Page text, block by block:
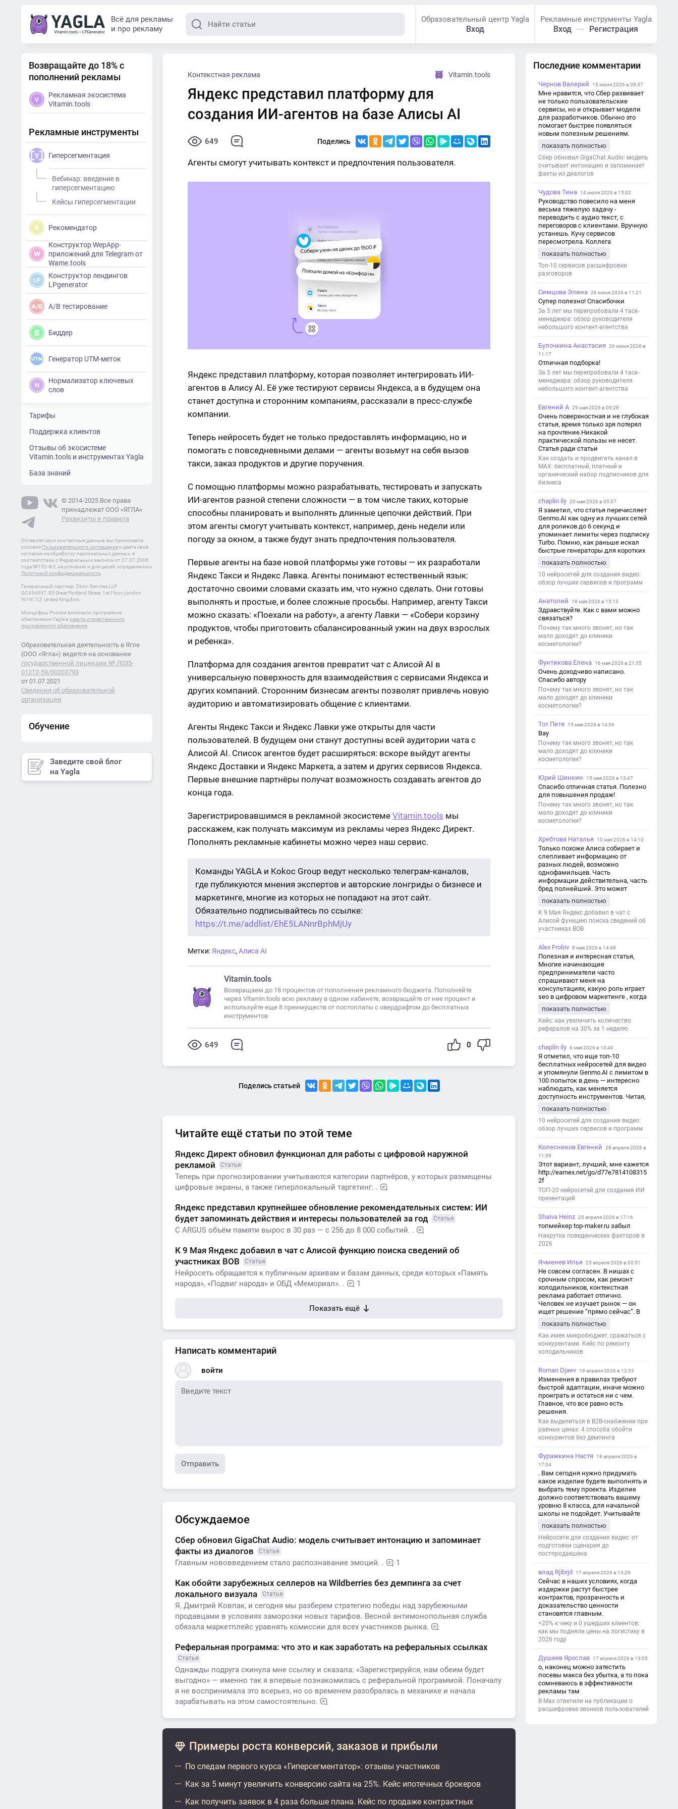
Всё для рекламы
и про рекламу
Образовательный центр Yagla
Вход
Рекламные инструменты Yagla
Вход Регистрация
Контекстная реклама Vitamin.tools
Яндекс представил платформу для
создания ИИ-агентов на базе Алисы AI
649 Поделись
Агенты смогут учитывать контекст и предпочтения пользователя.
Яндекс представил платформу, которая позволяет интегрировать ИИ-
агентов в Алису AI. Её уже тестируют сервисы Яндекса, а в будущем она
станет доступна и сторонним компаниям, рассказали в пресс-службе
компании.
Теперь нейросеть будет не только предоставлять информацию, но и
помогать с повседневными делами — агенты возьмут на себя вызов
такси, заказ продуктов и другие поручения.
С помощью платформы можно разрабатывать, тестировать и запускать
ИИ-агентов разной степени сложности — в том числе таких, которые
способны планировать и выполнять длинные цепочки действий. При
этом агенты смогут учитывать контекст, например, день недели или
погоду за окном, а также будут знать предпочтения пользователя.
Первые агенты на базе новой платформы уже готовы — их разработали
Яндекс Такси и Яндекс Лавка. Агенты понимают естественный язык:
достаточно своими словами сказать им, что нужно сделать. Они готовы
выполнять и простые, и более сложные просьбы. Например, агенту Такси
можно сказать: «Поехали на работу», а агенту Лавки — «Собери корзину
продуктов, чтобы приготовить сбалансированный ужин на двух взрослых
и ребенка».
Платформа для создания агентов превратит чат с Алисой AI в
универсальную поверхность для взаимодействия с сервисами Яндекса и
других компаний. Сторонним бизнесам агенты позволят привлечь новую
аудиторию и автоматизировать общение с клиентами.
Агенты Яндекс Такси и Яндекс Лавки уже открыты для части
пользователей. В будущем они станут доступны всей аудитории чата с
Алисой AI. Список агентов будет расширяться: вскоре выйдут агенты
Яндекс Доставки и Яндекс Маркета, а затем и других сервисов Яндекса.
Первые внешние партнёры получат возможность создавать агентов до
конца года.
Зарегистрировавшимся в рекламной экосистеме Vitamin.tools мы
расскажем, как получать максимум из рекламы через Яндекс Директ.
Пополнять рекламные кабинеты можно через наш сервис.
Команды YAGLA и Kokoc Group ведут несколько телеграм-каналов,
где публикуются мнения экспертов и авторские лонгриды о бизнесе и
маркетинге, многие из которых не попадают на этот сайт.
Обязательно подписывайтесь по ссылке:
https://t.me/addlist/EhE5LANnrBphMjUy
Метки: Яндекс, Алиса AI
Vitamin.tools
Возвращаем до 18 процентов от пополнения рекламного бюджета. Пополняйте
через Vitamin.tools всю рекламу в одном кабинете, возвращайте от нее процент и
используйте еще 8 преимуществ от постоплаты с овердрафтом до бесплатных
инструментов
649 0
Поделись статьей
Читайте ещё статьи по этой теме
Яндекс Директ обновил функционал для работы с цифровой наружной
рекламой
Статья
Теперь при прогнозировании учитываются категории партнёров, у которых размещены
цифровые экраны, а также гиперлокальный таргетинг. .
Яндекс представил крупнейшее обновление рекомендательных систем: ИИ
будет запоминать действия и интересы пользователей за год
Статья
С ARGUS объём памяти вырос в 30 раз — с 256 до 8 000 событий. .
К 9 Мая Яндекс добавил в чат с Алисой функцию поиска сведений об
участниках ВОВ
Статья
Нейросеть обращается к публичным архивам и базам данных, среди которых «Память
народа», «Подвиг народа» и ОБД «Мемориал». .
1
Показать ещё
Написать комментарий
войти
Отправить
Обсуждаемое
Сбер обновил GigaChat Audio: модель считывает интонацию и запоминает
факты из диалогов
Статья
Главным нововведением стало распознавание эмоций. . 1
Как обойти зарубежных селлеров на Wildberries без демпинга за счет
локального визуала
Статья
Я, Дмитрий Ковпак, и сегодня мы разберем стратегию победы над зарубежными
продавцами в условиях заморозки новых тарифов. Весной антимонопольная служба
обязала маркетплейс уравнять комиссии для всех участников рынка.
Реферальная программа: что это и как заработать на реферальных ссылках
Статья
Однажды подруга скинула мне ссылку и сказала: «Зарегистрируйся, нам обеим будет
выгодно» — именно так я впервые познакомилась с реферальной программой. Поначалу
я не воспринимала это всерьез, но со временем разобралась в механике и начала
зарабатывать на этом самостоятельно.
Примеры роста конверсий, заказов и прибыли
По следам первого курса «Гиперсегментатор»: отзывы участников
Как за 5 минут увеличить конверсию сайта на 25%. Кейс ипотечных брокеров
Как получить заявок в 4 раза больше плана. Кейс по продаже контрактных
Возвращайте до 18% с
пополнений рекламы
Рекламная экосистема
Vitamin.tools
Рекламные инструменты
Гиперсегментация
Вебинар: введение в
гиперсегментацию
Кейсы гиперсегментации
Рекомендатор
Конструктор WepApp-
приложений для Telegram от
Wame.tools
Конструктор лендингов
LPgenerator
A/B тестирование
Биддер
Генератор UTM-меток
Нормализатор ключевых
слов
Тарифы
Поддержка клиентов
Отзывы об экосистеме
Vitamin.tools и инструментах Yagla
База знаний
© 2014-2025 Все права
принадлежат ООО «ЯГЛА»
Реквизиты и правила
Оставляя свои контактные данные, вы принимаете
условия Пользовательского соглашения и даете своё
согласие на обработку персональных данных, в
соответствии с Федеральным законом от 27.07.2006
года №152-ФЗ, на условиях и для целей, определенных
Политикой конфиденциальности
Генеральный партнер: Zitron Services LLP
OC434997, 85 Great Portland Street, 1st Floor, London
W1W 7LT, United Kingdom
Минцифры России включило програмное
обеспечение Yagla в реестр отечественного
программного обеспечения
Образовательная деятельность в Ягле
(ООО «Ягла») ведется на основании
государственной лицензии № Л035-
01212-59/00203793
от 01.07.2021
Сведения об образовательной
организации
Обучение
Заведите свой блог
на Yagla
Последние комментарии
Чернов Валерий 15 июля 2026 в 09:37
Мне нравится, что Сбер развивает
не только пользовательские
сервисы, но и открывает модели
для разработчиков. Обычно это
помогает быстрее появляться
новым полезным решениям.
показать полностью
Сбер обновил GigaChat Audio: модель
считывает интонацию и запоминает
факты из диалогов
Чудова Тина 14 июля 2026 в 15:02
Руководство повесило на меня
весьма тяжелую задачу -
переводить с аудио текст, с
переговоров с клиентами. Вручную
устанешь. Кучу сервисов
пересмотрела. Коллега
хорошо переводит. Мало
редактировать по итогу. Советую.
показать полностью
Топ-10 сервисов расшифровки
разговоров
Симцова Элина 26 июня 2026 в 11:21
Супер полезно! Спасибочки
За 5 лет мы перепробовали 4 таск-
менеджера: обзор руководителя
небольшого контент-агентства
Булочкина Анастасия
26 июня 2026 в
11:17
Отличная подборка!
За 5 лет мы перепробовали 4 таск-
менеджера: обзор руководителя
небольшого контент-агентства
Евгений А 29 мая 2026 в 09:28
Очень поверхностная и не глубокая
статья, время только зря потерял
на прочтение.Никакой
практической пользы не несет.
Статья ради статьи
Как создать и продвигать канал в
MAX: бесплатный, платный и
органический набор подписчиков для
бизнеса
chaplin ily 20 мая 2026 в 05:57
Я заметил, что статья перечисляет
Genmo.AI как одну из лучших сетей
для роликов до 6 секунд и
упоминает лимиты через подписку
Turbo. Помню, как раньше искал
быстрые генераторы для коротких
такой обзор именно с акцентом на
ограничения и подпись. Image V2
показать полностью
10 нейросетей для создания видео:
обзор лучших сервисов и программ
Анатолий 18 мая 2026 в 15:13
Здравствуйте. Как с вами можно
связаться?
Почему так много звонят, но так
мало доходят до клиники
косметологии?
Фунтикова Елена 16 мая 2026 в 21:35
Очень доходчиво написано.
Спасибо автору
Почему так много звонят, но так
мало доходят до клиники
косметологии?
Тот Петя 15 мая 2026 в 14:36
Вау
Почему так много звонят, но так
мало доходят до клиники
косметологии?
Юрий Шинкин 15 мая 2026 в 13:47
Спасибо отличная статья. Полезно
для повышения продаж!
Почему так много звонят, но так
мало доходят до клиники
косметологии?
Хребтова Наталья 10 мая 2026 в 14:10
Только похоже Алиса собирает и
слепливает информацию от
разных людей, возможно
однофамильцев. Часть
информации действительна, часть
бред полнейший. Это может
дезинформации
показать полностью
К 9 Мая Яндекс добавил в чат с
Алисой функцию поиска сведений об
участниках ВОВ
Alex Frolov 8 мая 2026 в 14:48
Полезная и интересная статья,
Многие начинающие
предприниматели часто
спрашивают меня на
консультациях, какую роль играет
seo в цифровом маркетинге , когда
обсуждаем их проект:
https://aseotop.com/kakuyu-rol-igraet-
seo-v-czifrovom-marketinge/
показать полностью
Кейс: как увеличить количество
рефералов на 30% за 1 неделю
chaplin ily 6 мая 2026 в 10:40
Я отметил, что ище топ-10
бесплатных нейросетей для видео
и упомянули Genmo.AI с лимитом в
100 попыток в день — интересно
наблюдать, как меняется
доступность инструментов. Читая,
с короткими клипами в телеграм-
каналах YAGLA и Kokoc Group. Flux 2
показать полностью
10 нейросетей для создания видео:
обзор лучших сервисов и программ
Колесников Евгений
28 апреля 2026 в
11:09
Этот вариант, лучший, мне кажется
http://earnex.net/go/d77e7814108315
2f
ТОП-20 нейросетей для создания ИИ
презентаций
Shaiva Heinz 25 апреля 2026 в 17:16
топмейкер top-maker.ru забыл
Накрутка поведенческих факторов в
2026
Ячменев Илья 25 апреля 2026 в 00:51
Не совсем согласен. В нишах с
срочным спросом, как ремонт
холодильников, контекстная
реклама работает отлично.
Человек не изучает рынок — он
ищет решение “прямо сейчас”. В
и ловит самый горячий трафик,
тогда как SEO в таких задачах
просто не успевает.
показать полностью
Как имея микробюджет, сражаться с
конкурентами. Кейс по ремонту
холодильников
Roman Djaev 19 апреля 2026 в 12:33
Изменения в правилах требуют
быстрой адаптации, иначе можно
проиграть и остаться ни с чем.
Главное, что все равно есть
решения.
Как выделиться в B2B-снабжении при
равных ценах: 4 способа обойти
конкурентов без демпинга
Фуражкина Настя
18 апреля 2026 в
17:04
. Вам сегодня нужно придумать
какое изделие будете выполнять и
выбрать тему проекта. Изделие
должно соответствовать вашему
уровню 8 класса, для начальной
школы не подойдет. Учитывайте
уровня работы. Структура проекта 1.
Титульный лист - Название школы.
- Тип работы: «Проектная работа». -
Тема проекта. - Кто выполнил:
должность учителя. - Город, год. 2.
Введение - Актуальность темы
(почему это важно). - Цель и
задачи проекта. - Объект и предмет
исследования. - Методы работы. 3.
Основная часть - Теоретическая
основные понятия. - Практическая
глава: что сделано (исследование,
опрос, создание изделия и т. д.). -
Заключение - Краткие выводы по
проекту. - Достигнута ли цель. -
Практическая значимость работы.
5. Список литературы Перечень
использованных книг, статей,
сайтов. 6. Приложения (по
необходимости) Таблицы,
показать полностью
Нейросети для создания видео: от
подготовки сценария до
постпродакшена
влад Rjibrjd 17 апреля 2026 в 13:29
Сейчас в наших условиях, когда
издержки растут быстрее
контрактов, прозрачность и
доказательство ценности
становятся главным.
+20% к чеку и 0 ушедших клиентов:
как мы подняли цены на логистику в
2026 году
Душеев Ярослав 17 апреля 2026 в 13:05
о, наконец можно затестить
посевы макса без убытка, а то пока
сомневаюсь в эффективности
рекламы там
В Max ответили на публикации о
расшифровке звонков пользователей